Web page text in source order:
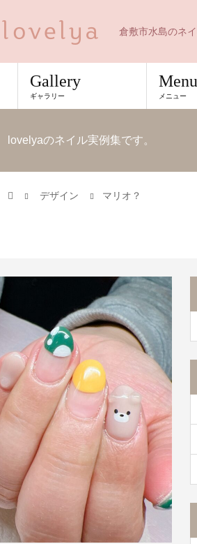
倉敷市水島のネ
Gallery
ギャラリー
Menu
メニュー
lovelyaのネイル実例集です。
デザイン マリオ？